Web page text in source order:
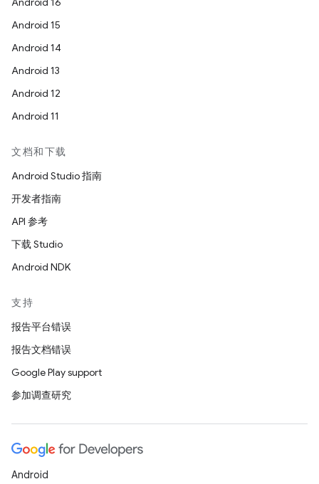
Android 15
Android 14
Android 13
Android 12
Android 11
文档和下载
Android Studio 指南
开发者指南
API 参考
下载 Studio
Android NDK
支持
报告平台错误
报告文档错误
Google Play support
参加调查研究
Android